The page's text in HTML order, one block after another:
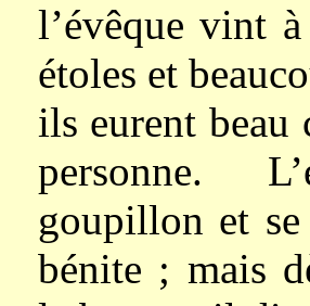
l’évêque vint
étoles et
ils eurent beau
personne.
goupillon et se
bénite ; mais